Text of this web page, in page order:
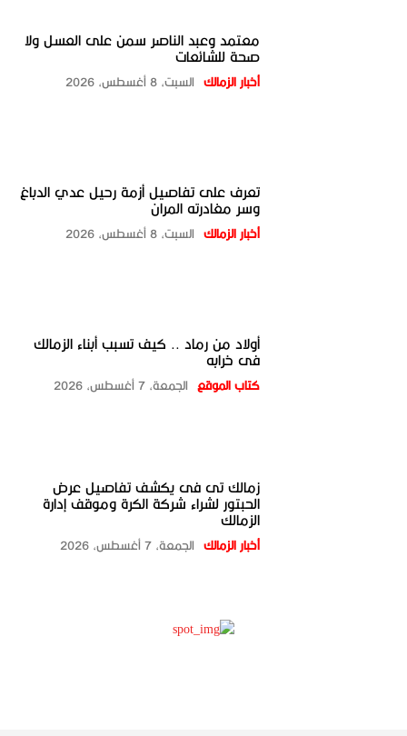
معتمد وعبد الناصر سمن على العسل ولا
صحة للشائعات
أخبار الزمالك السبت، 8 أغسطس، 2026
تعرف على تفاصيل أزمة رحيل عدي الدباغ
وسر مغادرته المران
أخبار الزمالك السبت، 8 أغسطس، 2026
أولاد من رماد .. كيف تسبب أبناء الزمالك
فى خرابه
كتاب الموقع الجمعة، 7 أغسطس، 2026
زمالك تى فى يكشف تفاصيل عرض
الحبتور لشراء شركة الكرة وموقف إدارة
الزمالك
أخبار الزمالك الجمعة، 7 أغسطس، 2026